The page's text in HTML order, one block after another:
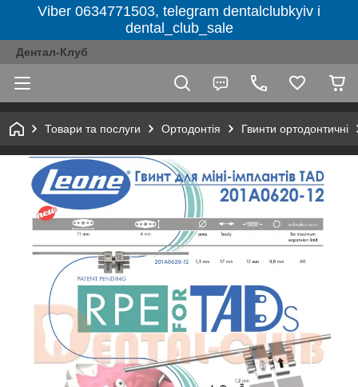
Viber 0634771503, telegram dentalclubkyiv і
dental_club_sale
Дентал-Клуб
Товари та послуги Ортодонтія Гвинти ортодонтичні